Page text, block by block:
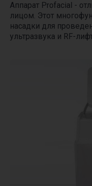
Аппарат Profacial -
лицом. Этот
насадки для
ультразвука и RF-